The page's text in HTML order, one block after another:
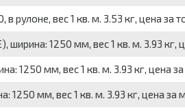
вес 1 кв. м. 3.53 кг, цена за
1250 мм, вес 1 кв. м. 3.93 кг,
1250 мм, вес 1 кв. м. 3.93 кг, цена
мм, вес 1 кв. м. 3.93 кг, цена за